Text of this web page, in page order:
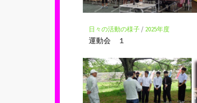
保
日々の活動の様子/ 2025年度
運動会 １